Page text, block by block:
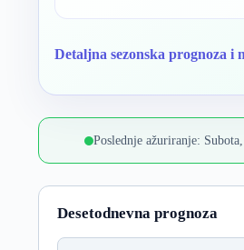
Detaljna sezonska prognoza i
Poslednje ažuriranje:
Desetodnevna prognoza